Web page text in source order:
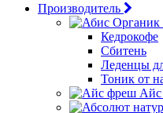
Производитель
Кедрокофе
Сбитень
Леденцы
Тоник от